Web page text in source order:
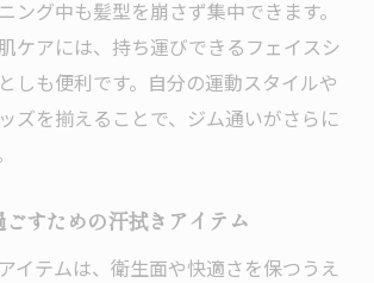
ング中も髪型を崩さず集中できます。
ケアには、持ち運びできるフェイスシ
しも便利です。自分の運動スタイルや
ズを揃えることで、ジム通いがさらに
すための汗拭きアイテム
イテムは、衛生面や快適さを保つうえ